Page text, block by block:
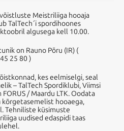
Meistriliiga hooaja
TalTech´i spordihoones
algusega kell 10.00.
on Rauno Põru (IR) (
25 80 )
kes eelmiselgi, seal
– TalTech Spordiklubi, Viimsi
FORUS / Maardu LTK. Oodata
hooaega,
Tehniliste küsimuste
uudised edaspidi taas